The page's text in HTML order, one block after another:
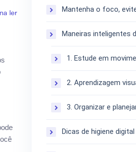
ler Mantenha o foco,
Maneiras inteligentes
1. Estude em
2. Aprendizagem
3. Organizar e
Dicas de higiene digital